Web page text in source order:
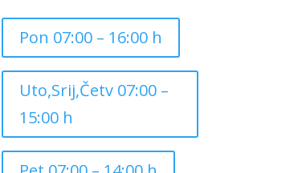
Pon 07:00 – 16:00 h
Uto,Srij,Četv 07:00 –
15:00 h